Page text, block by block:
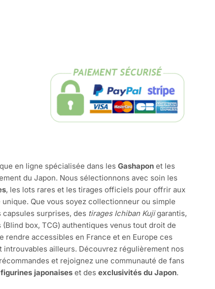
en ligne spécialisée dans les Gashaponet les
du Japon. Nous sélectionnons avec soin les
, les lots rares et les tirages officiels pour offrir aux
Que vous soyez collectionneur ou simple
surprises, des tirages Ichiban Kujigarantis,
box, TCG) authentiques venus tout droit de
rendre accessibles en France et en Europe ces
ailleurs. Découvrez régulièrement nos
et rejoignez une communauté de fans
figurines japonaises et des exclusivités du Japon.